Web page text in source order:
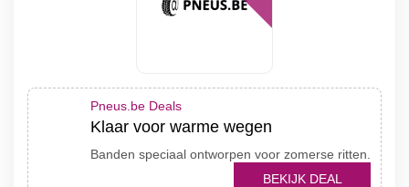
Pneus.be Deals
Klaar voor warme wegen
Banden speciaal ontworpen voor zomerse ritten.
BEKIJK DEAL